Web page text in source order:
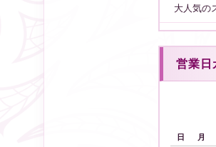
大人気の
営業日
日 月